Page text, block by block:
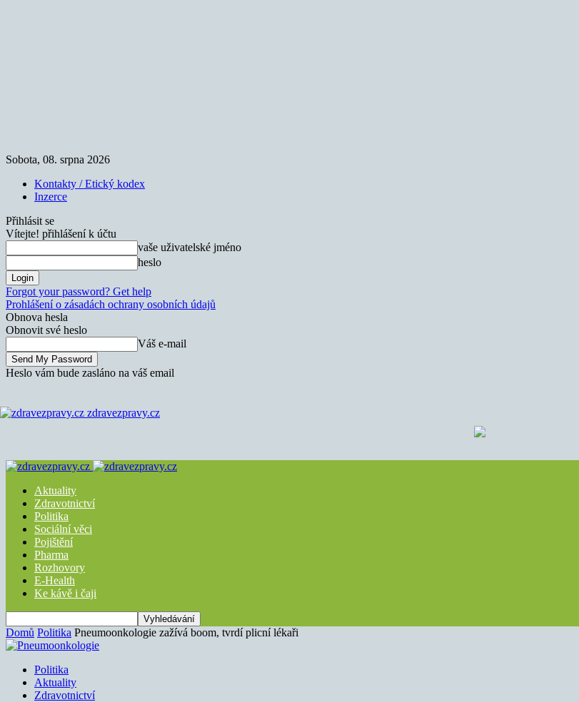
Sobota, 08. srpna 2026
Kontakty / Etický kodex
Inzerce
Přihlásit se
Vítejte! přihlášení k účtu
vaše uživatelské jméno
heslo
Forgot your password? Get help
Prohlášení o zásadách ochrany osobních údajů
Obnova hesla
Obnovit své heslo
Váš e-mail
Heslo vám bude zasláno na váš email
zdravezpravy.cz
Aktuality
Zdravotnictví
Politika
Sociální věci
Pojištění
Pharma
Rozhovory
E-Health
Ke kávě i čaji
Domů Politika Pneumoonkologie zažívá boom, tvrdí plicní lékaři
Politika
Aktuality
Zdravotnictví